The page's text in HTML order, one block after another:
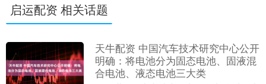
启运配资 相关话题
天牛配资 中国汽车技术研究中心公开
明确：将电池分为固态电池、固液混
合电池、液态电池三大类